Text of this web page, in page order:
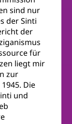
sind nur
der Sinti
der
für
liegt mir
zur
Die
und